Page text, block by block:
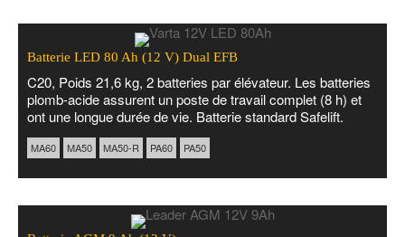
Batterie LED 80 Ah (12 V) Dual EFB
C20, Poids 21,6 kg, 2 batteries par élévateur. Les batteries
plomb-acide assurent un poste de travail complet (8 h) et
ont une longue durée de vie. Batterie standard Safelift.
MA60 MA50 MA50-R PA60 PA50